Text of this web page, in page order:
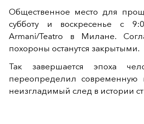
Общественное место для
субботу и воскресенье с
Armani/Teatro в Милане.
похороны останутся закрытыми.
Так завершается эпоха
переопределил современную
неизгладимый след в истории